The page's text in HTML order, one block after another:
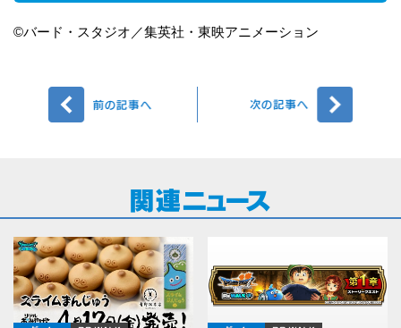
©バード・スタジオ／集英社・東映アニメーション